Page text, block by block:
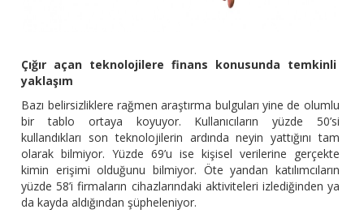
Çığır açan teknolojilere finans konusunda temkinli
yaklaşım
Bazı belirsizliklere rağmen araştırma bulguları yine de olumlu
bir tablo ortaya koyuyor. Kullanıcıların yüzde 50’si
kullandıkları son teknolojilerin ardında neyin yattığını tam
olarak bilmiyor. Yüzde 69’u ise kişisel verilerine gerçekte
kimin erişimi olduğunu bilmiyor. Öte yandan katılımcıların
yüzde 58’i firmaların cihazlarındaki aktiviteleri izlediğinden ya
da kayda aldığından şüpheleniyor.